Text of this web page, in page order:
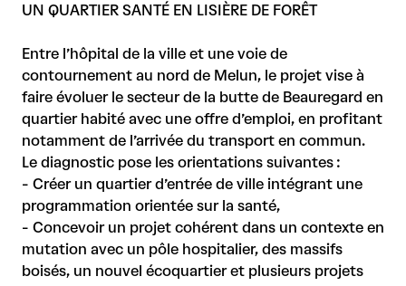
UN QUARTIER SANTÉ EN LISIÈRE DE FORÊT
Entre l’hôpital de la ville et une voie de
contournement au nord de Melun, le projet vise à
faire évoluer le secteur de la butte de Beauregard en
quartier habité avec une offre d’emploi, en profitant
notamment de l’arrivée du transport en commun.
Le diagnostic pose les orientations suivantes :
- Créer un quartier d’entrée de ville intégrant une
programmation orientée sur la santé,
- Concevoir un projet cohérent dans un contexte en
mutation avec un pôle hospitalier, des massifs
boisés, un nouvel écoquartier et plusieurs projets